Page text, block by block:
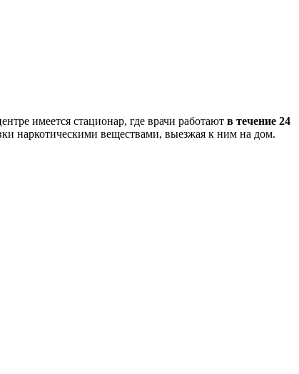
имеется стационар, где врачи работают в течение 24
наркотическими веществами, выезжая к ним на дом.